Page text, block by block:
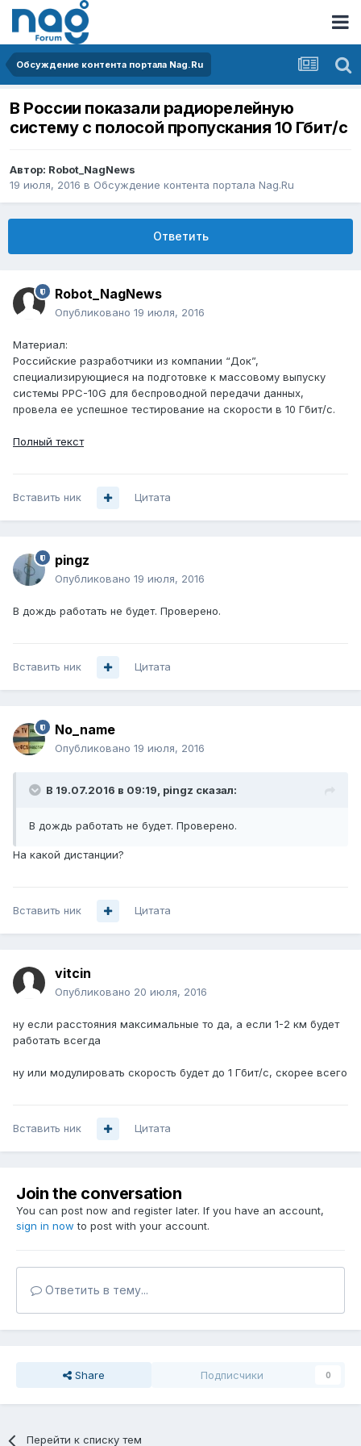
Обсуждение контента портала Nag.Ru
В России показали радиорелейную
систему с полосой пропускания 10 Гбит/с
Автор: Robot_NagNews
19 июля, 2016 в Обсуждение контента портала Nag.Ru
Ответить
Robot_NagNews
Опубликовано 19 июля, 2016
Материал:
Российские разработчики из компании “Док”,
специализирующиеся на подготовке к массовому выпуску
системы РРС-10G для беспроводной передачи данных,
провела ее успешное тестирование на скорости в 10 Гбит/с.
Полный текст
Вставить ник Цитата
pingz
Опубликовано 19 июля, 2016
В дождь работать не будет. Проверено.
Вставить ник Цитата
No_name
Опубликовано 19 июля, 2016
В 19.07.2016 в 09:19, pingz сказал:
В дождь работать не будет. Проверено.
На какой дистанции?
Вставить ник Цитата
vitcin
Опубликовано 20 июля, 2016
ну если расстояния максимальные то да, а если 1-2 км будет
работать всегда
ну или модулировать скорость будет до 1 Гбит/с, скорее всего
Вставить ник Цитата
Join the conversation
You can post now and register later. If you have an account,
sign in now to post with your account.
Ответить в тему...
Share Подписчики 0
Перейти к списку тем